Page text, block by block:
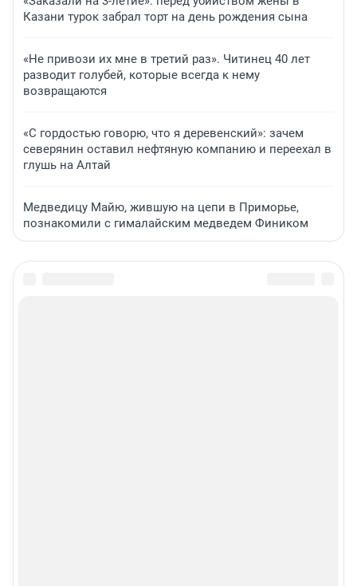
Казани турок забрал торт на день рождения сына
«Не привози их мне в третий раз». Читинец 40 лет
разводит голубей, которые всегда к нему
возвращаются
«С гордостью говорю, что я деревенский»: зачем
северянин оставил нефтяную компанию и переехал в
глушь на Алтай
Медведицу Майю, жившую на цепи в Приморье,
познакомили с гималайским медведем Фиником